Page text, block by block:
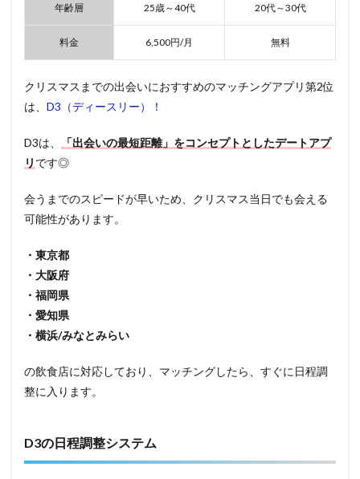
年齢層 25歳～40代 20代～30代
料金 6,500円/月 無料
クリスマスまでの出会いにおすすめのマッチングアプリ第2位
は、 D3（ディースリー）！
D3は、
「出会いの最短距離」をコンセプトとしたデートアプ
リ です◎
会うまでのスピードが早いため、クリスマス当日でも会える
可能性があります。
・東京都
・大阪府
・福岡県
・愛知県
・横浜/みなとみらい
の飲食店に対応しており、マッチングしたら、すぐに日程調
整に入ります。
D3の日程調整システム